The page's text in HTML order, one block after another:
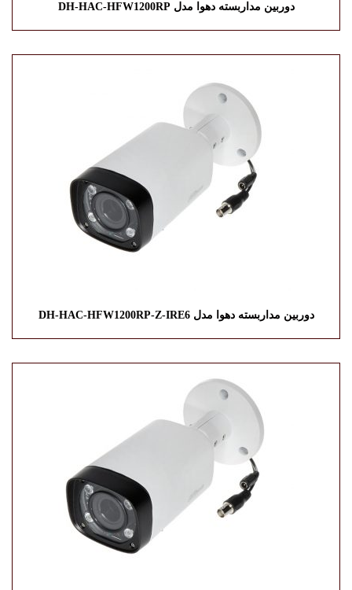
دوربین مداربسته دهوا مدل DH-HAC-HFW1200RP
دوربین مداربسته دهوا مدل DH-HAC-HFW1200RP-Z-IRE6